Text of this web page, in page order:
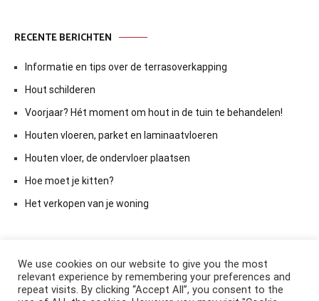
RECENTE BERICHTEN
Informatie en tips over de terrasoverkapping
Hout schilderen
Voorjaar? Hét moment om hout in de tuin te behandelen!
Houten vloeren, parket en laminaatvloeren
Houten vloer, de ondervloer plaatsen
Hoe moet je kitten?
Het verkopen van je woning
We use cookies on our website to give you the most
relevant experience by remembering your preferences and
repeat visits. By clicking “Accept All”, you consent to the